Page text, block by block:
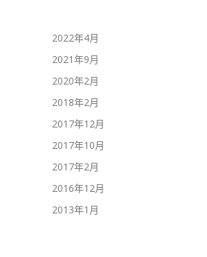
2022年4月
2021年9月
2020年2月
2018年2月
2017年12月
2017年10月
2017年2月
2016年12月
2013年1月